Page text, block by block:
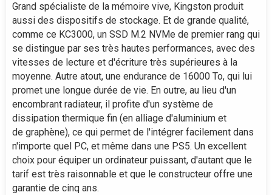
2026
100
Grand spécialiste de la mémoire vive, Kingston produit
aussi des dispositifs de stockage. Et de grande qualité,
comme ce KC3000, un SSD M.2 NVMe de premier rang qui
se distingue par ses très hautes performances, avec des
vitesses de lecture et d'écriture très supérieures à la
moyenne. Autre atout, une endurance de 16000 To, qui lui
promet une longue durée de vie. En outre, au lieu d'un
encombrant radiateur, il profite d'un système de
dissipation thermique fin (en alliage d'aluminium et
de graphène), ce qui permet de l'intégrer facilement dans
n'importe quel PC, et même dans une PS5. Un excellent
choix pour équiper un ordinateur puissant, d'autant que le
tarif est très raisonnable et que le constructeur offre une
garantie de cinq ans.